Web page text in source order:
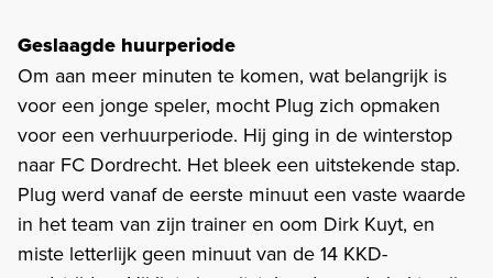
Geslaagde huurperiode
Om aan meer minuten te komen, wat belangrijk is
voor een jonge speler, mocht Plug zich opmaken
voor een verhuurperiode. Hij ging in de winterstop
naar FC Dordrecht. Het bleek een uitstekende stap.
Plug werd vanaf de eerste minuut een vaste waarde
in het team van zijn trainer en oom Dirk Kuyt, en
miste letterlijk geen minuut van de 14 KKD-